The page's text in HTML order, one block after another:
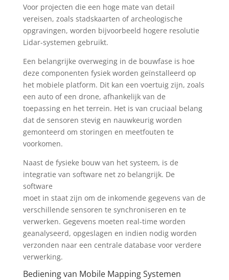
Voor projecten die een hoge mate van detail
vereisen, zoals stadskaarten of archeologische
opgravingen, worden bijvoorbeeld hogere resolutie
Lidar-systemen gebruikt.
Een belangrijke overweging in de bouwfase is hoe
deze componenten fysiek worden geïnstalleerd op
het mobiele platform. Dit kan een voertuig zijn, zoals
een auto of een drone, afhankelijk van de
toepassing en het terrein. Het is van cruciaal belang
dat de sensoren stevig en nauwkeurig worden
gemonteerd om storingen en meetfouten te
voorkomen.
Naast de fysieke bouw van het systeem, is de
integratie van software net zo belangrijk. De
software
moet in staat zijn om de inkomende gegevens van de
verschillende sensoren te synchroniseren en te
verwerken. Gegevens moeten real-time worden
geanalyseerd, opgeslagen en indien nodig worden
verzonden naar een centrale database voor verdere
verwerking.
Bediening van Mobile Mapping Systemen